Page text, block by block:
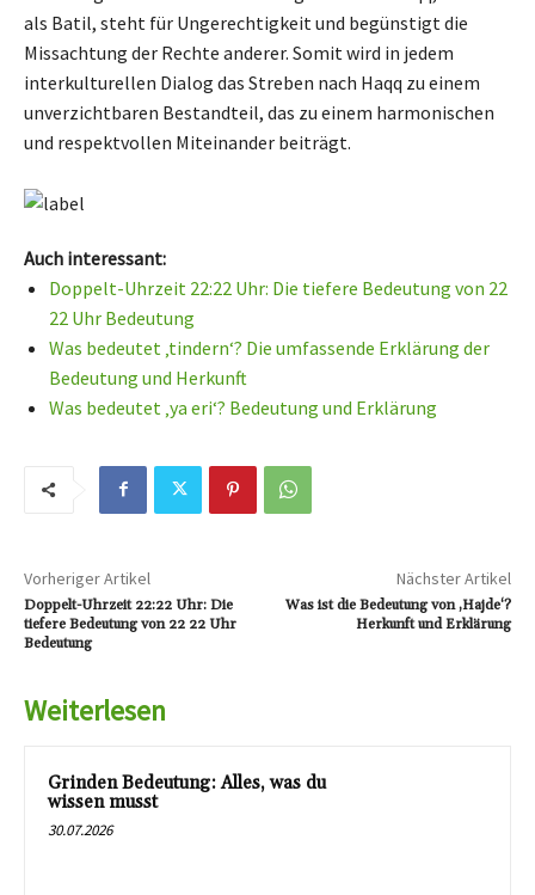
als Batil, steht für Ungerechtigkeit und begünstigt die
Missachtung der Rechte anderer. Somit wird in jedem
interkulturellen Dialog das Streben nach Haqq zu einem
unverzichtbaren Bestandteil, das zu einem harmonischen
und respektvollen Miteinander beiträgt.
Auch interessant:
Doppelt-Uhrzeit 22:22 Uhr: Die tiefere Bedeutung von 22
22 Uhr Bedeutung
Was bedeutet ‚tindern‘? Die umfassende Erklärung der
Bedeutung und Herkunft
Was bedeutet ‚ya eri‘? Bedeutung und Erklärung
Vorheriger Artikel
Doppelt-Uhrzeit 22:22 Uhr: Die
tiefere Bedeutung von 22 22 Uhr
Bedeutung
Nächster Artikel
Was ist die Bedeutung von ‚Hajde‘?
Herkunft und Erklärung
Weiterlesen
Grinden Bedeutung: Alles, was du
wissen musst
30.07.2026